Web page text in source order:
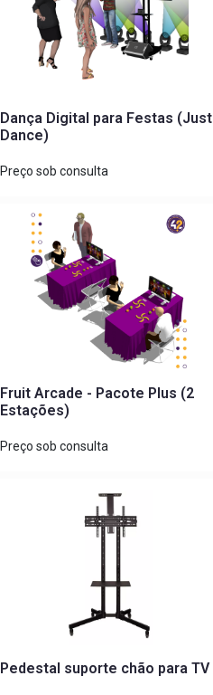
Dança Digital para Festas (Just
Dance)
Preço sob consulta
Fruit Arcade - Pacote Plus (2
Estações)
Preço sob consulta
Pedestal suporte chão para TV